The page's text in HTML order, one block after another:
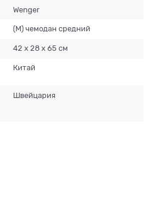
Wenger
(M) чемодан средний
42 x 28 x 65 см
Китай
Швейцария